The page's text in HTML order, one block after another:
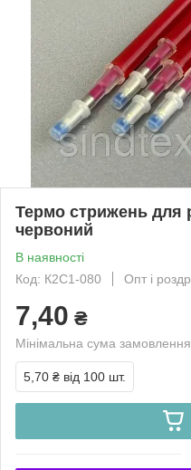
Термо стрижень для
червоний
В наявності
Код: К2С1-080
Опт і
7,40 ₴
Мінімальна сума
5,70 ₴ від 100 шт.